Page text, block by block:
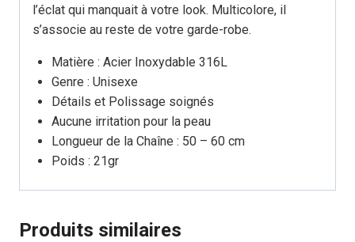
l’éclat qui manquait à votre look. Multicolore, il
s’associe au reste de votre garde-robe.
Matière : Acier Inoxydable 316L
Genre : Unisexe
Détails et Polissage soignés
Aucune irritation pour la peau
Longueur de la Chaîne : 50 – 60 cm
Poids : 21gr
Produits similaires